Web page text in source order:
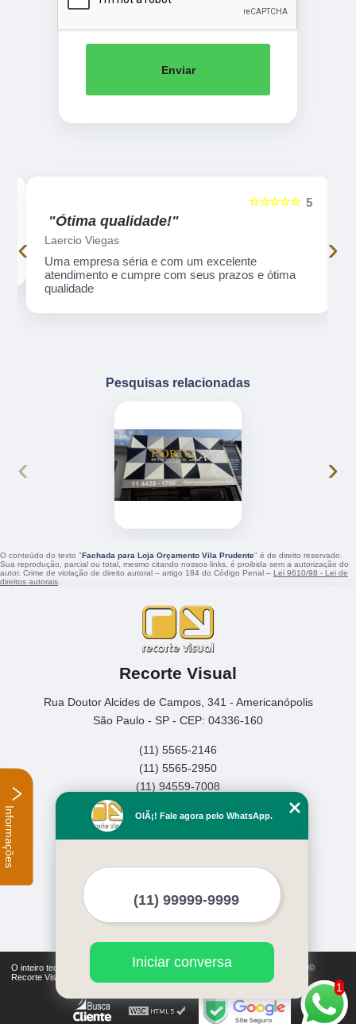
Enviar
5
☆☆☆☆☆
"Ótima qualidade!"
Laercio Viegas
Uma empresa séria e com um excelente
atendimento e cumpre com seus prazos e ótima
qualidade
‹ ›
Pesquisas relacionadas
‹ ›
O conteúdo do texto "Fachada para Loja Orçamento Vila Prudente" é de direito reservado.
Sua reprodução, parcial ou total, mesmo citando nossos links, é proibida sem a autorização do
autor. Crime de violação de direito autoral – artigo 184 do Código Penal – Lei 9610/98 - Lei de
direitos autorais
Recorte Visual
Rua Doutor Alcides de Campos, 341 - Americanópolis
São Paulo - SP - CEP: 04336-160
(11) 5565-2146
(11) 5565-2950
(11) 94559-7008
Home
Serviços
Mapa do site
Mais Serviços
O inteiro teor deste site está sujeito à proteção de direitos autorais. Copyright©
Recorte Visual (Lei 9610 de 19/02/1998)
1
OlÃ¡! Fale agora pelo WhatsApp.
Iniciar conversa
Informações